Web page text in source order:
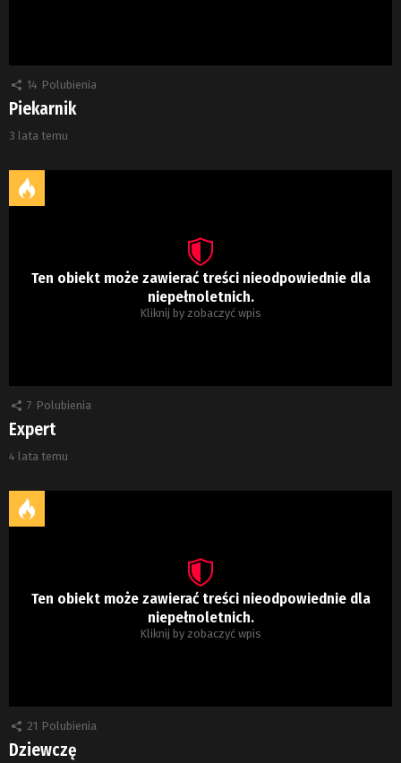
14 Polubienia
Piekarnik
3 lata temu
Ten obiekt może zawierać treści nieodpowiednie dla
niepełnoletnich.
Kliknij by zobaczyć wpis
7 Polubienia
Expert
4 lata temu
Ten obiekt może zawierać treści nieodpowiednie dla
niepełnoletnich.
Kliknij by zobaczyć wpis
21 Polubienia
Dziewczę